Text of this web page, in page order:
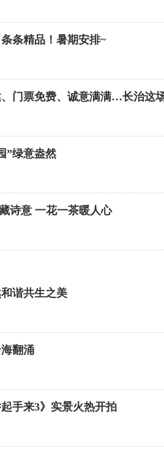
条精品！暑期安排~
门票免费、诚意满满…长治这
”绿意盎然
诗意 一花一茶暖人心
谐共生之美
翻涌
手来3》实景火热开拍